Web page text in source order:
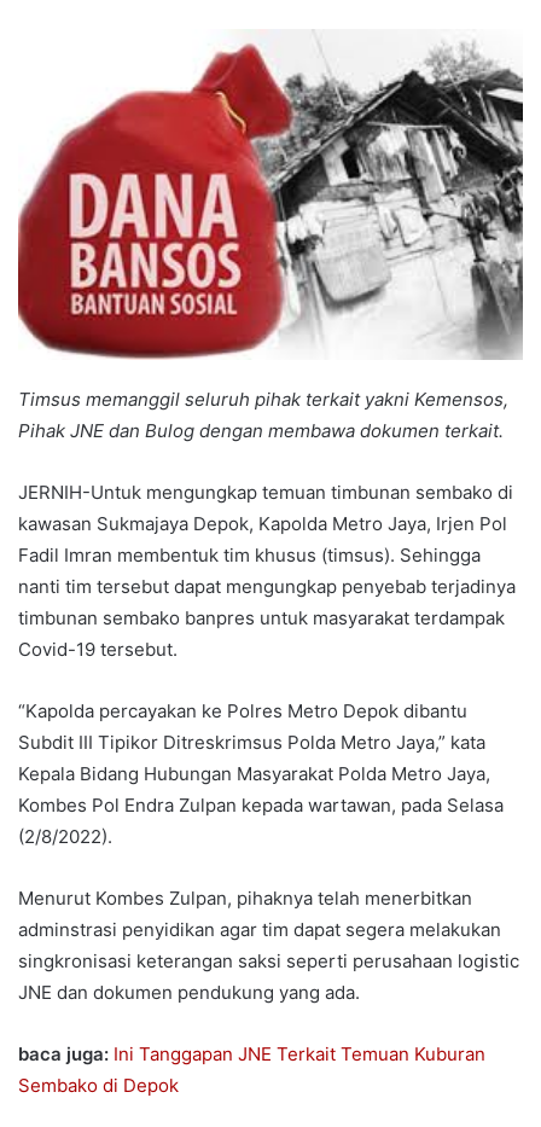
Timsus memanggil seluruh pihak terkait yakni Kemensos,
Pihak JNE dan Bulog dengan membawa dokumen terkait.
JERNIH-Untuk mengungkap temuan timbunan sembako di
kawasan Sukmajaya Depok, Kapolda Metro Jaya, Irjen Pol
Fadil Imran membentuk tim khusus (timsus). Sehingga
nanti tim tersebut dapat mengungkap penyebab terjadinya
timbunan sembako banpres untuk masyarakat terdampak
Covid-19 tersebut.
“Kapolda percayakan ke Polres Metro Depok dibantu
Subdit III Tipikor Ditreskrimsus Polda Metro Jaya,” kata
Kepala Bidang Hubungan Masyarakat Polda Metro Jaya,
Kombes Pol Endra Zulpan kepada wartawan, pada Selasa
(2/8/2022).
Menurut Kombes Zulpan, pihaknya telah menerbitkan
adminstrasi penyidikan agar tim dapat segera melakukan
singkronisasi keterangan saksi seperti perusahaan logistic
JNE dan dokumen pendukung yang ada.
baca juga: Ini Tanggapan JNE Terkait Temuan Kuburan
Sembako di Depok